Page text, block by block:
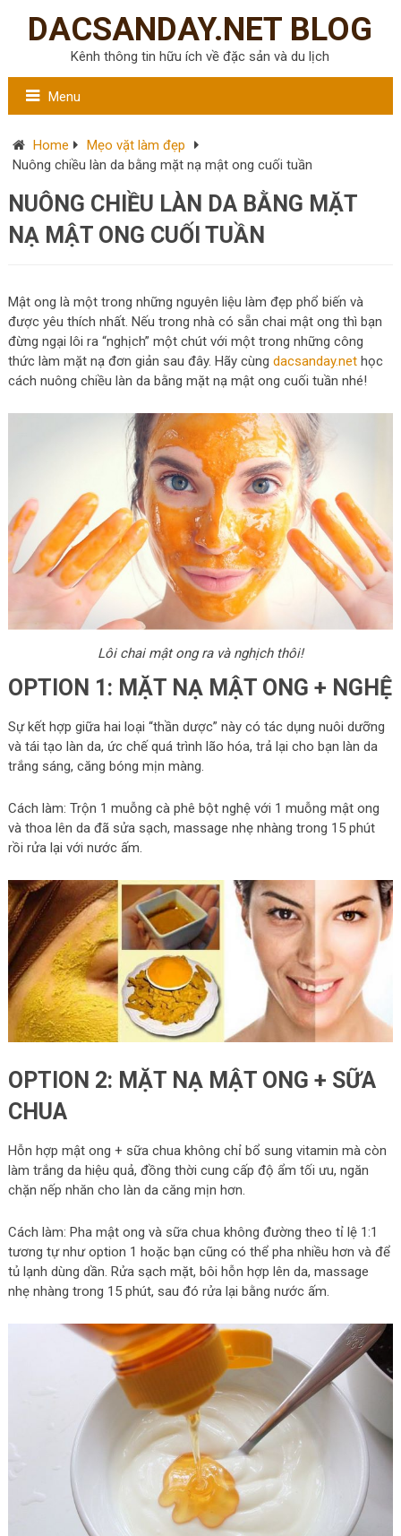
DACSANDAY.NET BLOG
Kênh thông tin hữu ích về đặc sản và du lịch
Menu
Home
Mẹo vặt làm đẹp
Nuông chiều làn da bằng mặt nạ mật ong cuối tuần
NUÔNG CHIỀU LÀN DA BẰNG MẶT
NẠ MẬT ONG CUỐI TUẦN
Mật ong là một trong những nguyên liệu làm đẹp phổ biến và
được yêu thích nhất. Nếu trong nhà có sẵn chai mật ong thì bạn
đừng ngại lôi ra “nghịch” một chút với một trong những công
thức làm mặt nạ đơn giản sau đây. Hãy cùng dacsanday.nethọc
cách nuông chiều làn da bằng mặt nạ mật ong cuối tuần nhé!
Lôi chai mật ong ra và nghịch thôi!
OPTION 1: MẶT NẠ MẬT ONG + NGHỆ
Sự kết hợp giữa hai loại “thần dược” này có tác dụng nuôi dưỡng
và tái tạo làn da, ức chế quá trình lão hóa, trả lại cho bạn làn da
trắng sáng, căng bóng mịn màng.
Cách làm: Trộn 1 muỗng cà phê bột nghệ với 1 muỗng mật ong
và thoa lên da đã sửa sạch, massage nhẹ nhàng trong 15 phút
rồi rửa lại với nước ấm.
OPTION 2: MẶT NẠ MẬT ONG + SỮA
CHUA
Hỗn hợp mật ong + sữa chua không chỉ bổ sung vitamin mà còn
làm trắng da hiệu quả, đồng thời cung cấp độ ẩm tối ưu, ngăn
chặn nếp nhăn cho làn da căng mịn hơn.
Cách làm: Pha mật ong và sữa chua không đường theo tỉ lệ 1:1
tương tự như option 1 hoặc bạn cũng có thể pha nhiều hơn và để
tủ lạnh dùng dần. Rửa sạch mặt, bôi hỗn hợp lên da, massage
nhẹ nhàng trong 15 phút, sau đó rửa lại bằng nước ấm.